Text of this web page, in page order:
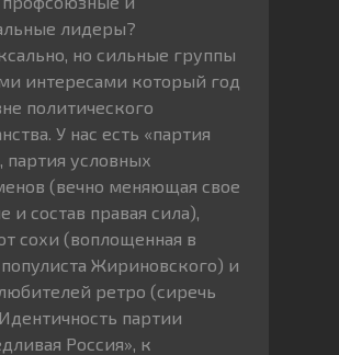
лидеры?
но сильные группы
интересами который год
политического
У нас есть «партия
партия условных
(вечно меняющая свое
и состав правая сила),
сохи (воплощенная в
Жириновского) и
ретро (сиречь
партии
Россия», к